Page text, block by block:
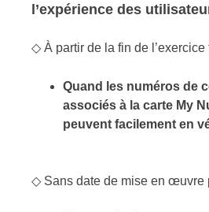
l’expérience des
◇ À partir de la fin de
Quand les numéros de
associés à la carte My
peuvent facilement en
◇ Sans date de mise en œuvre